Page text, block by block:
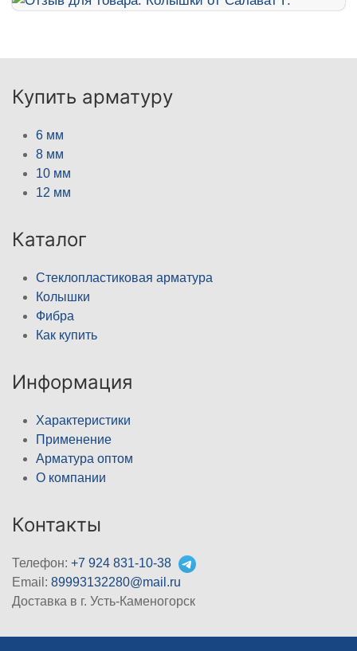
Купить арматуру
6 мм
8 мм
10 мм
12 мм
Каталог
Стеклопластиковая арматура
Колышки
Фибра
Как купить
Информация
Характеристики
Применение
Арматура оптом
О компании
Контакты
Телефон: +7 924 831-10-38
Email: 89993132280@mail.ru
Доставка в г. Усть-Каменогорск